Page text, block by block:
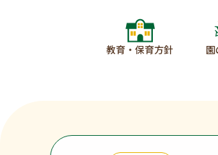
教育・保育方針